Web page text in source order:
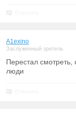
A1exino
Заслуженный зритель
Перестал смотреть,
люди